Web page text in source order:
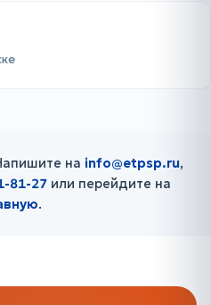
на info@etpsp.ru,
81-27 или перейдите на
.